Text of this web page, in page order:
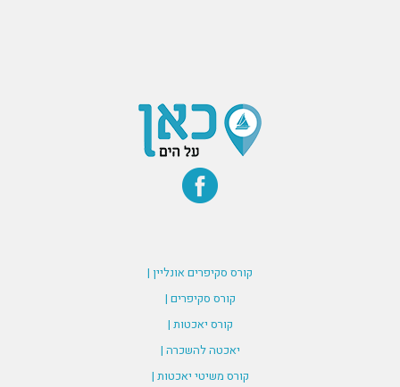
קורס סקיפרים אונליין |
קורס סקיפרים |
קורס יאכטות |
יאכטה להשכרה |
קורס משיטי יאכטות |